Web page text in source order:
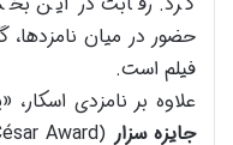
حضور در میان نامزدها،
فیلم است.
علاوه بر نامزدی
جایزه سزار